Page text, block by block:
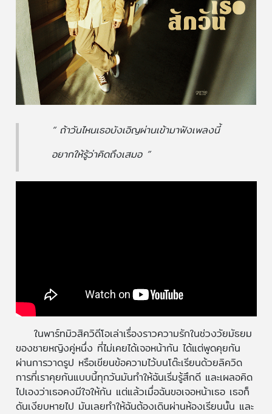
“ ถ้าวันไหนเธอบังเอิญผ่านเข้ามาฟังเพลงนี้
อยากให้รู้ว่าคิดถึงเสมอ ”
ในพาร์ทมิวสิควิดีโอเล่าเรื่องราวความรักในช่วงวัยมัธยม
ของชายหญิงคู่หนึ่ง ที่ไม่เคยได้เจอหน้ากัน ได้แต่พูดคุยกัน
ผ่านการวาดรูป หรือเขียนข้อความไว้บนโต๊ะเรียนด้วยลิควิด
การที่เราคุยกันแบบนี้ทุกวันมันทำให้ฉันเริ่มรู้สึกดี และเผลอคิด
ไปเองว่าเธอคงมีใจให้กัน แต่แล้วเมื่อฉันขอเจอหน้าเธอ เธอก็
ดันเงียบหายไป มันเลยทำให้ฉันต้องเดินผ่านห้องเรียนนั้น และ